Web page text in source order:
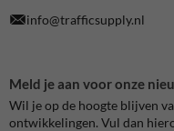
info@trafficsupply.nl
Meld je aan voor onze
Wil je op de hoogte blijven
ontwikkelingen. Vul dan